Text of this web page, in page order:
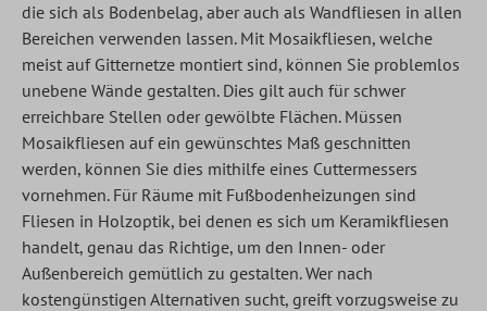
die sich als Bodenbelag, aber auch als Wandfliesen in allen
Bereichen verwenden lassen. Mit Mosaikfliesen, welche
meist auf Gitternetze montiert sind, können Sie problemlos
unebene Wände gestalten. Dies gilt auch für schwer
erreichbare Stellen oder gewölbte Flächen. Müssen
Mosaikfliesen auf ein gewünschtes Maß geschnitten
werden, können Sie dies mithilfe eines Cuttermessers
vornehmen. Für Räume mit Fußbodenheizungen sind
Fliesen in Holzoptik, bei denen es sich um Keramikfliesen
handelt, genau das Richtige, um den Innen- oder
Außenbereich gemütlich zu gestalten. Wer nach
kostengünstigen Alternativen sucht, greift vorzugsweise zu